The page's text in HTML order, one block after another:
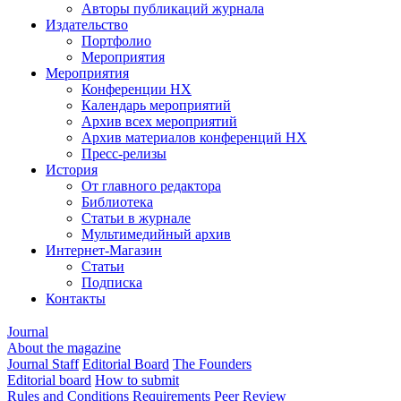
Авторы публикаций журнала
Издательство
Портфолио
Мероприятия
Мероприятия
Конференции НХ
Календарь мероприятий
Архив всех мероприятий
Архив материалов конференций НХ
Пресс-релизы
История
От главного редактора
Библиотека
Статьи в журнале
Мультимедийный архив
Интернет-Магазин
Статьи
Подписка
Контакты
Journal
About the magazine
Journal Staff Editorial Board The Founders
Editorial board How to submit
Rules and Conditions Requirements Peer Review